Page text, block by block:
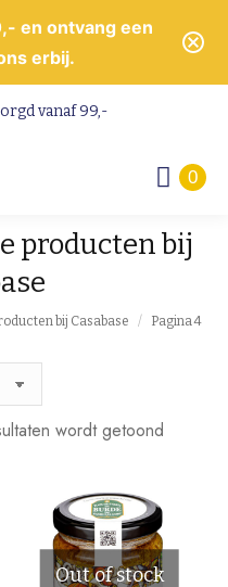
en ontvang een
erbij.
vanaf 99,-
0
producten bij
bij Casabase Pagina 4
wordt getoond
Out of stock